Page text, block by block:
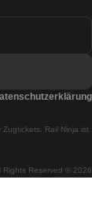
Rights Reserved © 2026
Rail Ninja ist